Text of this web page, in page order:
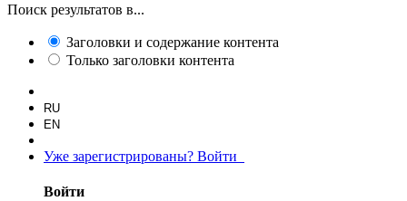
Поиск результатов в...
Заголовки и содержание контента
Только заголовки контента
RU
EN
Уже зарегистрированы? Войти
Войти